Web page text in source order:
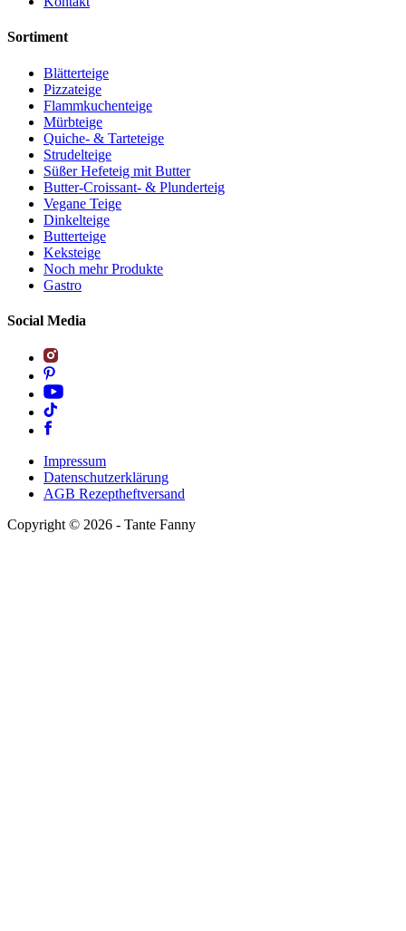
Sortiment
Blätterteige
Pizzateige
Flammkuchenteige
Mürbteige
Quiche- & Tarteteige
Strudelteige
Süßer Hefeteig mit Butter
Butter-Croissant- & Plunderteig
Vegane Teige
Dinkelteige
Butterteige
Keksteige
Noch mehr Produkte
Gastro
Social Media
Impressum
Datenschutzerklärung
AGB Rezeptheftversand
Copyright © 2026 - Tante Fanny